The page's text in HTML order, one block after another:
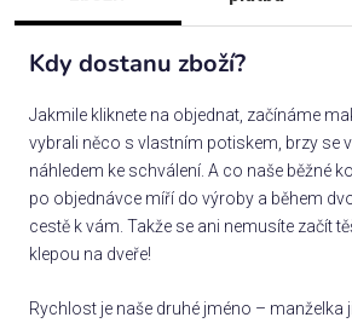
Kdy dostanu zboží?
Jakmile kliknete na objednat, začínáme
vybrali něco s vlastním potiskem, brzy se
náhledem ke schválení. A co naše běžné
po objednávce míří do výroby a během
cestě k vám. Takže se ani nemusíte začít
klepou na dveře!
Rychlost je naše druhé jméno –